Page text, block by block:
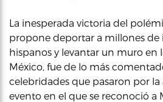
La inesperada victoria del
propone deportar a millones
hispanos y levantar un muro en
México, fue de lo más
celebridades que pasaron por
evento en el que se reconoció